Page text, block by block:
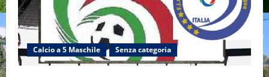
Calcio a 5 Maschile Senza categoria